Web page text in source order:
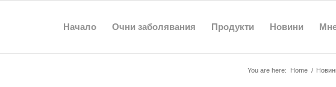
Начало Очни заболявания Продукти Новини
You are here: Home /